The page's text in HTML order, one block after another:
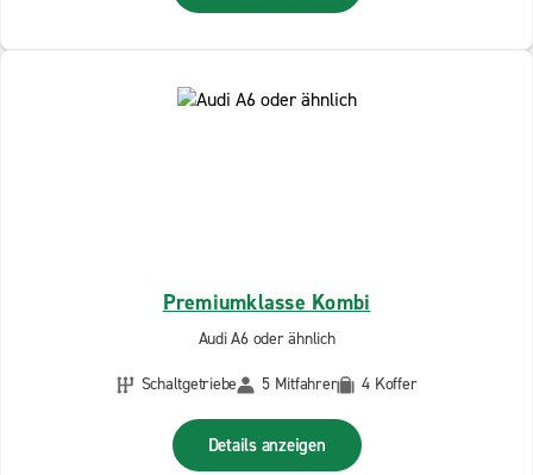
Premiumklasse Kombi
Audi A6 oder ähnlich
Schaltgetriebe
5 Mitfahrer 4 Koffer
Details anzeigen